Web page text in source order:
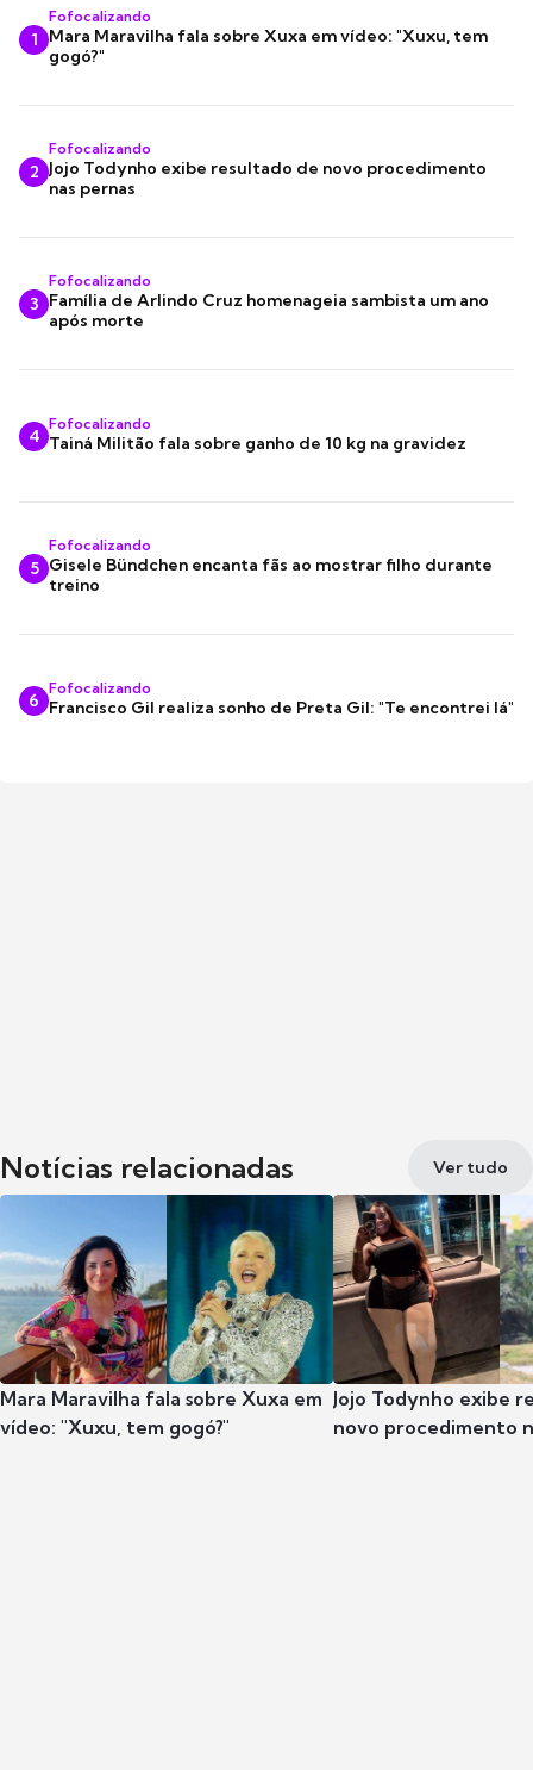
1
Fofocalizando
Mara Maravilha fala sobre Xuxa em vídeo: "Xuxu, tem
gogó?"
2
Fofocalizando
Jojo Todynho exibe resultado de novo procedimento
nas pernas
3
Fofocalizando
Família de Arlindo Cruz homenageia sambista um ano
após morte
4
Fofocalizando
Tainá Militão fala sobre ganho de 10 kg na gravidez
5
Fofocalizando
Gisele Bündchen encanta fãs ao mostrar filho durante
treino
6
Fofocalizando
Francisco Gil realiza sonho de Preta Gil: "Te encontrei lá"
Notícias relacionadas Ver tudo
Mara Maravilha fala sobre Xuxa em
vídeo: "Xuxu, tem gogó?"
Jojo Todynho exibe
novo procedimento